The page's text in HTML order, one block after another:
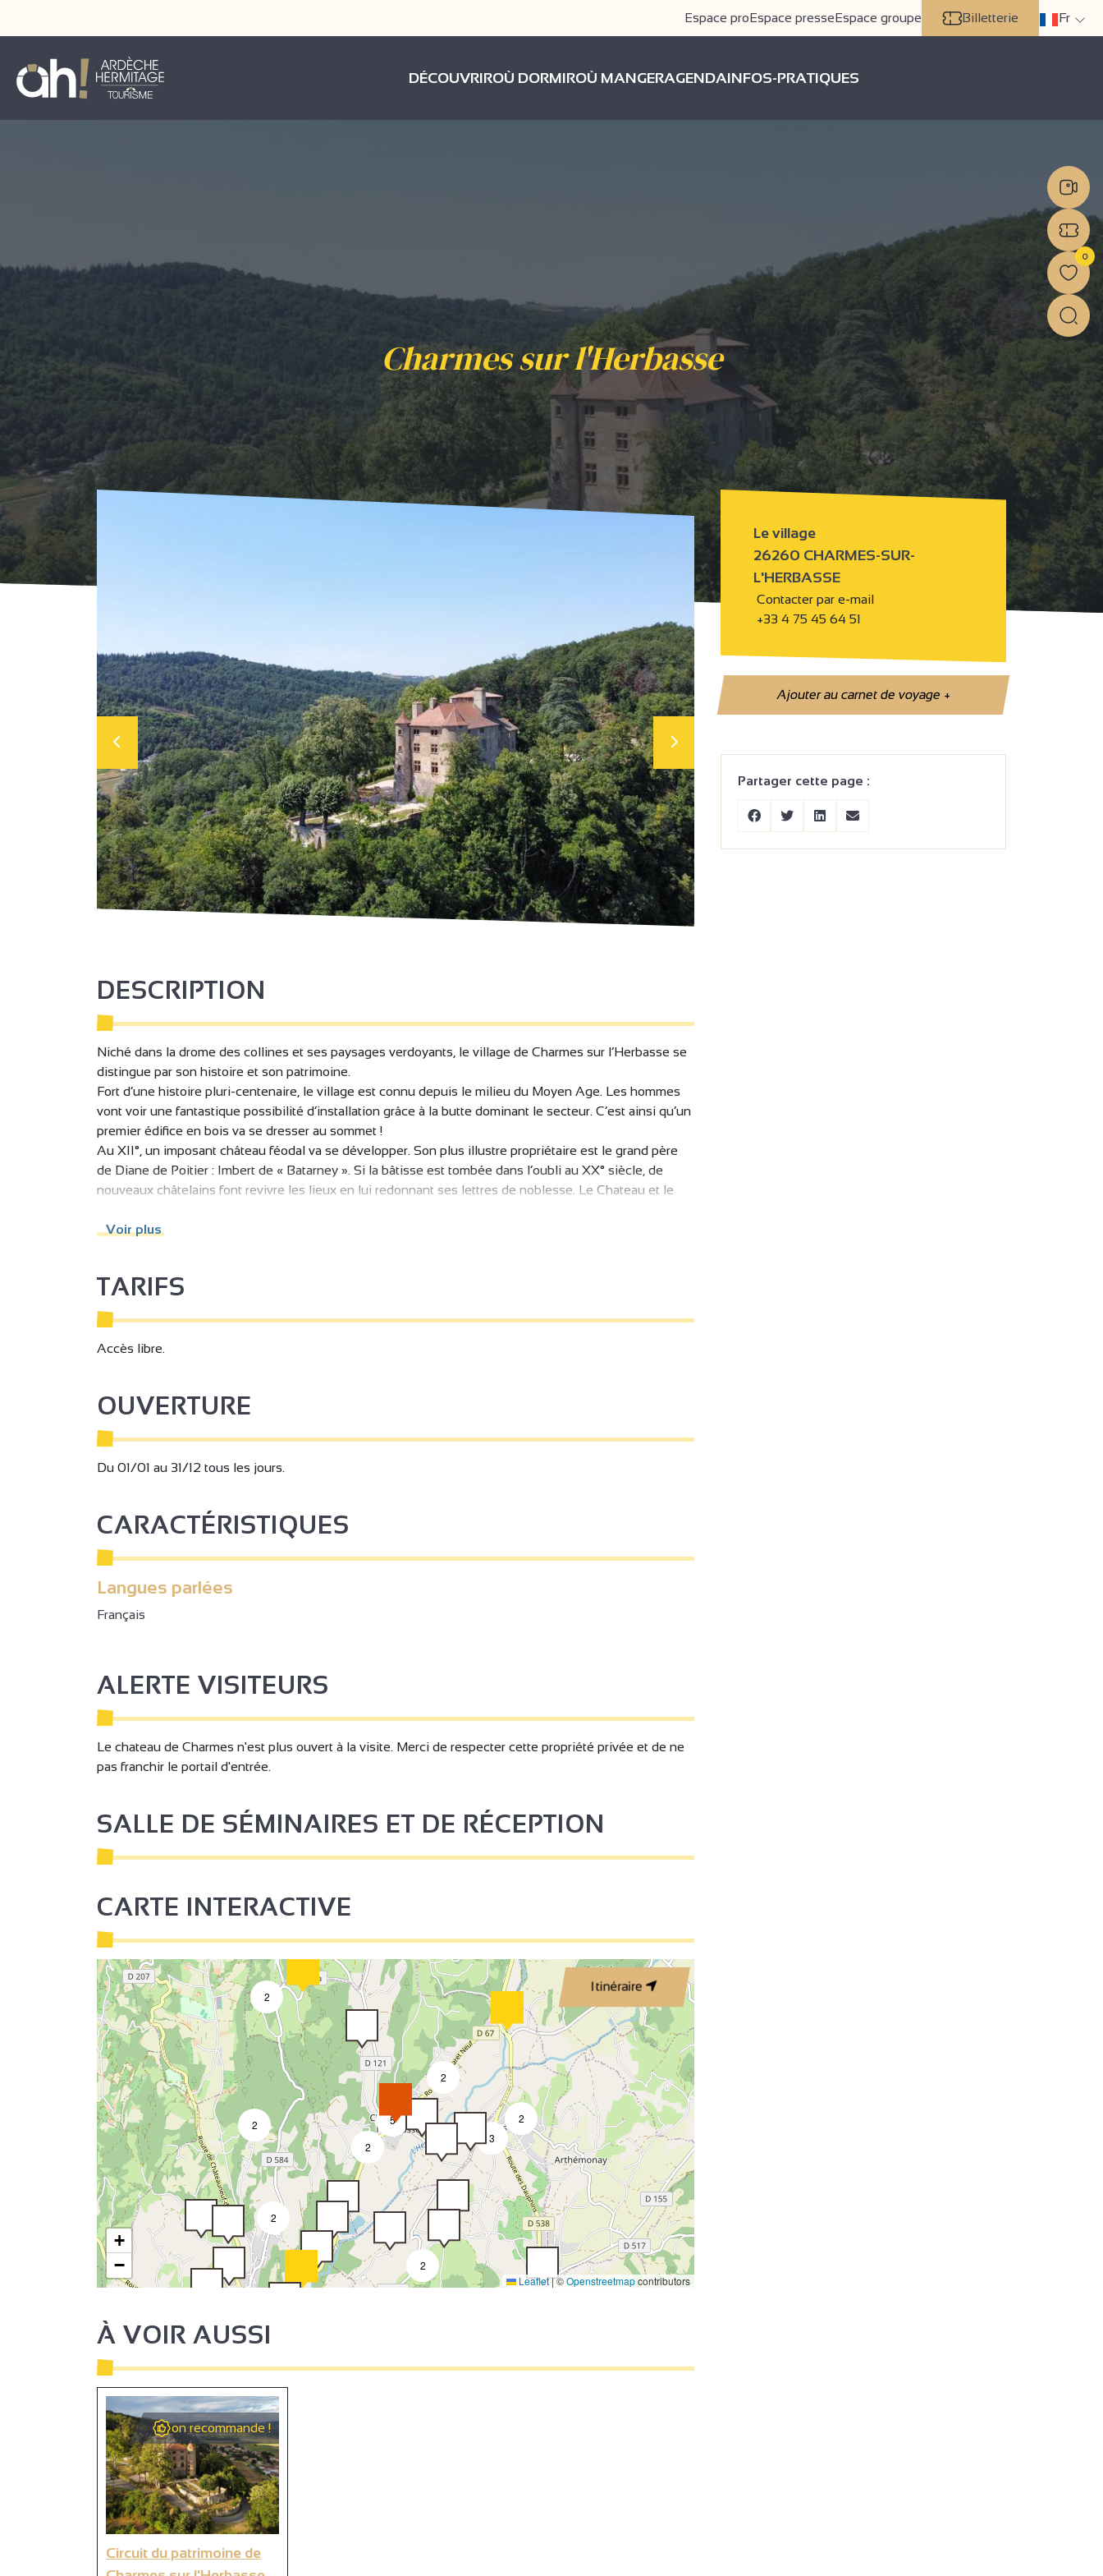
Espace proEspace presseEspace groupe Billetterie Fr
DÉCOUVRIROÙ DORMIROÙ MANGERAGENDAINFOS-PRATIQUES
Charmes sur l'Herbasse
Le village
26260 CHARMES-SUR-
L'HERBASSE
Contacter par e-mail
+33 4 75 45 64 51
Ajouter au carnet de voyage+
Partager cette page :
DESCRIPTION
Niché dans la drome des collines et ses paysages verdoyants, le village de Charmes sur l’Herbasse se
distingue par son histoire et son patrimoine.
Fort d’une histoire pluri-centenaire, le village est connu depuis le milieu du Moyen Age. Les hommes
vont voir une fantastique possibilité d’installation grâce à la butte dominant le secteur. C’est ainsi qu’un
premier édifice en bois va se dresser au sommet !
Au XII°, un imposant château féodal va se développer. Son plus illustre propriétaire est le grand père
de Diane de Poitier : Imbert de « Batarney ». Si la bâtisse est tombée dans l’oubli au XX° siècle, de
nouveaux châtelains font revivre les lieux en lui redonnant ses lettres de noblesse. Le Chateau et le
Le château est intégré au circuit patrimoine proposé par la municipalité : au départ de la mairie, un
des facteurs : Ferdinand Cheval, l’homme qui offert à l’humanité le Palais Idéal ! Un sympathique clin
d’œil lui est fait grâce au café associatif présent dans le village : le café du facteur.
À proximité, de nombreux sites touristiques et le lac de Champos. Les afficionados des grands espaces
naturels peuvent aussi profiter de nombreux d’itinéraires de rando (à pied ou à vélo), à disposition sur
Voir plus
TARIFS
Accès libre.
OUVERTURE
Du 01/01 au 31/12 tous les jours.
CARACTÉRISTIQUES
Langues parlées
Français
ALERTE VISITEURS
Le chateau de Charmes n'est plus ouvert à la visite. Merci de respecter cette propriété privée et de ne
pas franchir le portail d'entrée.
SALLE DE SÉMINAIRES ET DE RÉCEPTION
CARTE INTERACTIVE
Itinéraire
2
2
2
2
3
2
2
2
5
+
−
Leaflet|©Openstreetmapcontributors
À VOIR AUSSI
on recommande !
Circuit du patrimoine de
0